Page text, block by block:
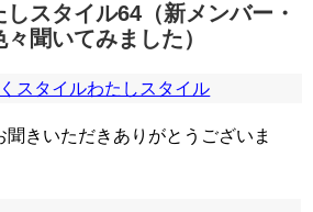
スタイル64（新メンバー・
聞いてみました）
スタイルわたしスタイル
きいただきありがとうございま